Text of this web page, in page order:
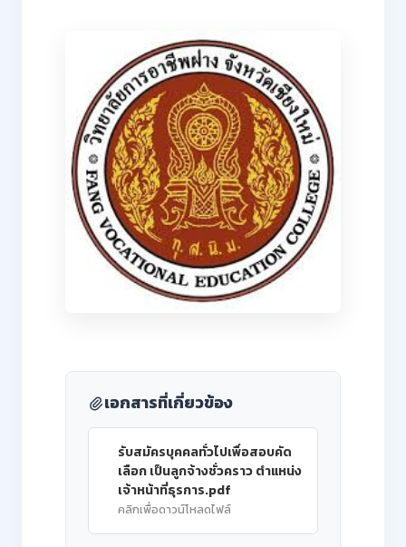
เอกสารที่เกี่ยวข้อง
รับสมัครบุคคลทั่วไปเพื่อสอบคัด
เลือก เป็นลูกจ้างชั่วคราว ตำแหน่ง
เจ้าหน้าที่ธุรการ.pdf
คลิกเพื่อดาวน์โหลดไฟล์